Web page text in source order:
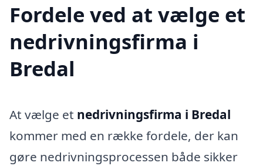
Fordele ved at vælge et
nedrivningsfirma i
Bredal
At vælge et nedrivningsfirma i Bredal
kommer med en række fordele, der kan
gøre nedrivningsprocessen både sikker